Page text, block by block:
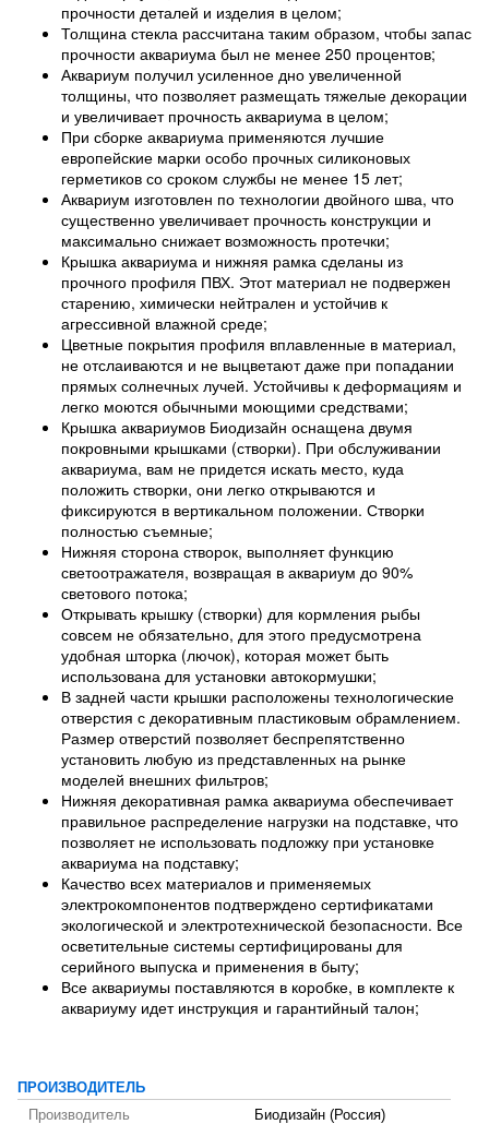
прочности деталей и изделия в целом;
Толщина стекла рассчитана таким образом, чтобы запас
прочности аквариума был не менее 250 процентов;
Аквариум получил усиленное дно увеличенной
толщины, что позволяет размещать тяжелые декорации
и увеличивает прочность аквариума в целом;
При сборке аквариума применяются лучшие
европейские марки особо прочных силиконовых
герметиков со сроком службы не менее 15 лет;
Аквариум изготовлен по технологии двойного шва, что
существенно увеличивает прочность конструкции и
максимально снижает возможность протечки;
Крышка аквариума и нижняя рамка сделаны из
прочного профиля ПВХ. Этот материал не подвержен
старению, химически нейтрален и устойчив к
агрессивной влажной среде;
Цветные покрытия профиля вплавленные в материал,
не отслаиваются и не выцветают даже при попадании
прямых солнечных лучей. Устойчивы к деформациям и
легко моются обычными моющими средствами;
Крышка аквариумов Биодизайн оснащена двумя
покровными крышками (створки). При обслуживании
аквариума, вам не придется искать место, куда
положить створки, они легко открываются и
фиксируются в вертикальном положении. Створки
полностью съемные;
Нижняя сторона створок, выполняет функцию
светоотражателя, возвращая в аквариум до 90%
светового потока;
Открывать крышку (створки) для кормления рыбы
совсем не обязательно, для этого предусмотрена
удобная шторка (лючок), которая может быть
использована для установки автокормушки;
В задней части крышки расположены технологические
отверстия с декоративным пластиковым обрамлением.
Размер отверстий позволяет беспрепятственно
установить любую из представленных на рынке
моделей внешних фильтров;
Нижняя декоративная рамка аквариума обеспечивает
правильное распределение нагрузки на подставке, что
позволяет не использовать подложку при установке
аквариума на подставку;
Качество всех материалов и применяемых
электрокомпонентов подтверждено сертификатами
экологической и электротехнической безопасности. Все
осветительные системы сертифицированы для
серийного выпуска и применения в быту;
Все аквариумы поставляются в коробке, в комплекте к
аквариуму идет инструкция и гарантийный талон;
ПРОИЗВОДИТЕЛЬ
Производитель
Биодизайн (Россия)